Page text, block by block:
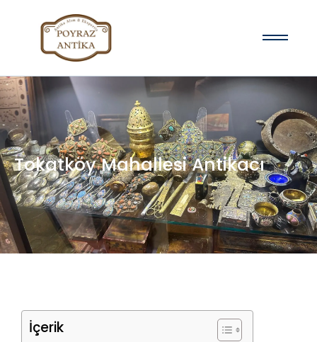
Tokatköy Mahallesi Antikacı
İçerik